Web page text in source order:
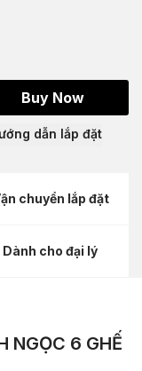
Buy Now
dẫn lắp đặt
chuyển lắp đặt
Dành cho đại lý
NGỌC 6 GHẾ